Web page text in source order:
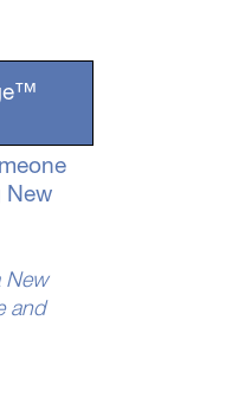
New
New
and